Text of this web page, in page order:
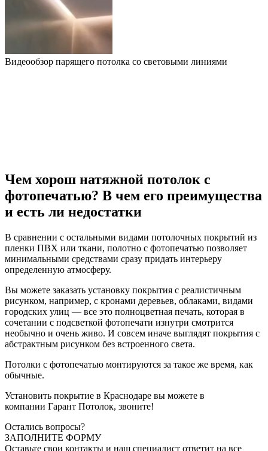
Видеообзор парящего потолка со световыми линиями
Чем хорош натяжной потолок с
фотопечатью? В чем его преимущества
и есть ли недостатки
В сравнении с остальными видами потолочных покрытий из
пленки ПВХ или ткани, полотно с фотопечатью позволяет
минимальными средствами сразу придать интерьеру
определенную атмосферу.
Вы можете заказать установку покрытия с реалистичным
рисунком, например, с кронами деревьев, облаками, видами
городских улиц — все это полноцветная печать, которая в
сочетании с подсветкой фотопечати изнутри смотрится
необычно и очень живо. И совсем иначе выглядят покрытия с
абстрактным рисунком без встроенного света.
Потолки с фотопечатью монтируются за такое же время, как
обычные.
Установить покрытие в Краснодаре вы можете в
компании Гарант Потолок, звоните!
Остались вопросы?
ЗАПОЛНИТЕ ФОРМУ
Оставьте свои контакты и наш специалист ответит на все